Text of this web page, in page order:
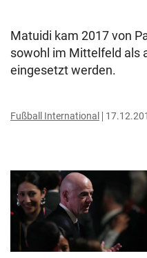
Matuidi kam 2017 von
sowohl im Mittelfeld als
eingesetzt werden.
Fußball International